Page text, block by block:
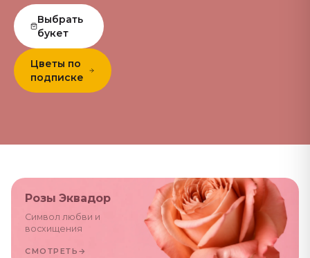
Выбрать
букет
Цветы по
подписке
Розы Эквадор
Символ любви и
восхищения
СМОТРЕТЬ →